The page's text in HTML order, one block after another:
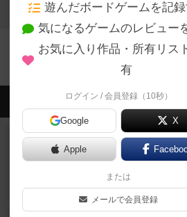
1
ヒャノのトップに
会員の新し
レビュー
フィッシェン
デジタルソロプレ
人がデザイン。箱絵
約1時間前by おーち
遊んだボードゲームを記録
気になるゲームのレビュー
お気に入り作品・所有リス
有
ログイン / 会員登録（10秒）
Google X
Apple
または
メールで会員登録